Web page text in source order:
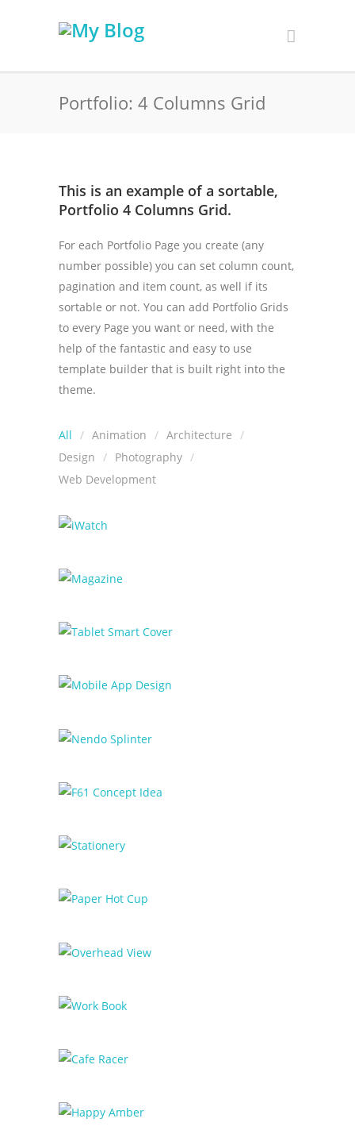
Portfolio: 4 Columns Grid
This is an example of a sortable,
Portfolio 4 Columns Grid.
For each Portfolio Page you create (any
number possible) you can set column count,
pagination and item count, as well if its
sortable or not. You can add Portfolio Grids
to every Page you want or need, with the
help of the fantastic and easy to use
template builder that is built right into the
theme.
All Animation
Architecture
Design
Photography
Web Development